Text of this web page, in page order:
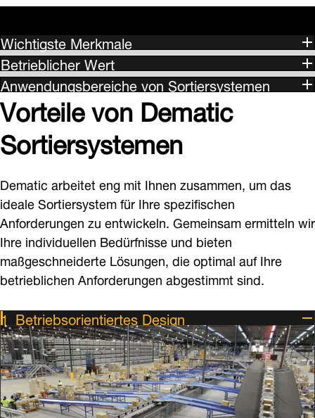
Wichtigste Merkmale
Betrieblicher Wert
Anwendungsbereiche von Sortiersystemen
Vorteile von Dematic
Sortiersystemen
Dematic arbeitet eng mit Ihnen zusammen, um das
ideale Sortiersystem für Ihre spezifischen
Anforderungen zu entwickeln. Gemeinsam ermitteln wir
Ihre individuellen Bedürfnisse und bieten
maßgeschneiderte Lösungen, die optimal auf Ihre
betrieblichen Anforderungen abgestimmt sind.
Betriebsorientiertes Design